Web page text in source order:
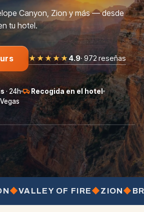
Canyon, Zion y más — desde
tu hotel.
★★★★★4.9· 972 reseñas
· 24h
Recogida en el hotel
MOST POPULAR
GRUPO GRANDE
ANTELOPE
CANYON
93desde 250
GRUPO GRANDE
GRAND
CANYON WEST
★ 4.9 · 127 desde $
OF FIRE ◆ZION◆